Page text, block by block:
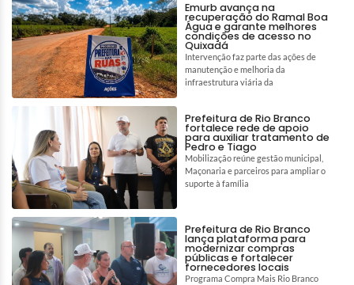
Emurb avança na
recuperação do Ramal Boa
Água e garante melhores
condições de acesso no
Quixadá
Intervenção faz parte das ações de
manutenção e melhoria da
infraestrutura viária da
Prefeitura de Rio Branco
fortalece rede de apoio
para auxiliar tratamento de
Pedro e Tiago
Mobilização reúne gestão municipal,
Maçonaria e parceiros para ampliar o
suporte à família
Prefeitura de Rio Branco
lança plataforma para
modernizar compras
públicas e fortalecer
fornecedores locais
Programa Compra Mais Rio Branco